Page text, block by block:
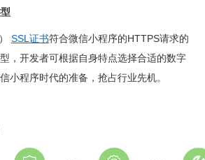
SSL证书符合微信小程序的HTTPS请求的
，开发者可根据自身特点选择合适的数字
小程序时代的准备，抢占行业先机。